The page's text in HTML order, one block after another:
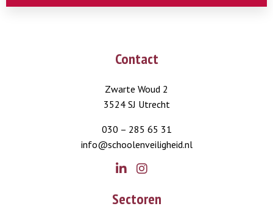
Contact
Zwarte Woud 2
3524 SJ Utrecht
030 – 285 65 31
info@schoolenveiligheid.nl
Sectoren